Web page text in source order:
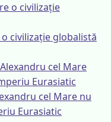
civilizație globalistă
cel Mare nu
Eurasiatic